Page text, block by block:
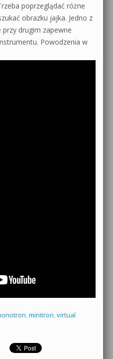
poprzeglądać różne
obrazku jajka. Jedno z
przy drugim zapewne
Powodzenia w
, minitron, virtual